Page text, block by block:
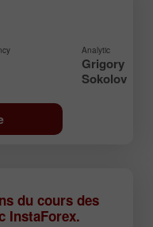
Analytic
Grigory
Sokolov
du cours des
InstaForex.